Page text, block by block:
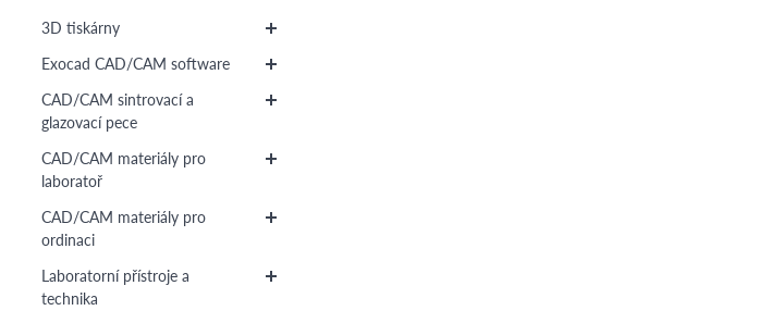
3D tiskárny
Exocad CAD/CAM software
CAD/CAM sintrovací a
glazovací pece
CAD/CAM materiály pro
laboratoř
CAD/CAM materiály pro
ordinaci
Laboratorní přístroje a
technika